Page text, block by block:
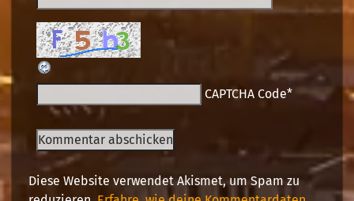
CAPTCHA Code*
Diese Website verwendet Akismet, um Spam zu